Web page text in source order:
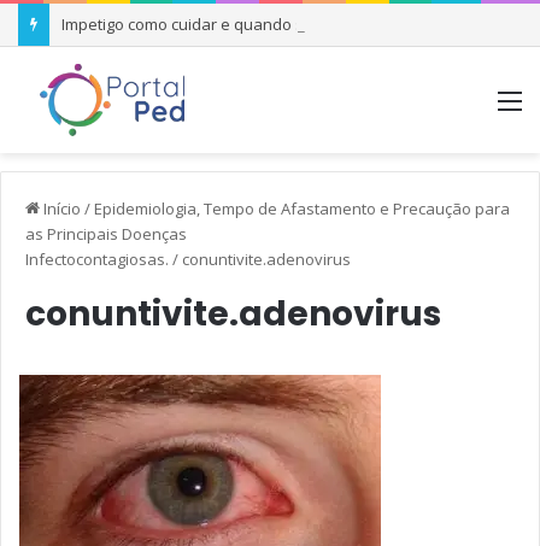
Impetigo como cuidar e quando se preocupar
Início / Epidemiologia, Tempo de Afastamento e Precaução para
as Principais Doenças
Infectocontagiosas. / conuntivite.adenovirus
conuntivite.adenovirus